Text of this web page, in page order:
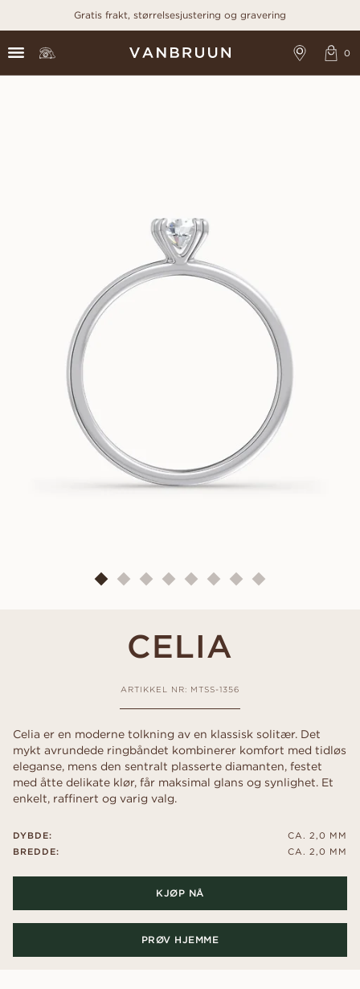
Gratis frakt, størrelsesjustering og gravering
CELIA
ARTIKKEL NR: MTSS-1356
Celia er en moderne tolkning av en klassisk solitær. Det
mykt avrundede ringbåndet kombinerer komfort med tidløs
eleganse, mens den sentralt plasserte diamanten, festet
med åtte delikate klør, får maksimal glans og synlighet. Et
enkelt, raffinert og varig valg.
DYBDE:
BREDDE:
CA. 2,0 MM
CA. 2,0 MM
KJØP NÅ
PRØV HJEMME